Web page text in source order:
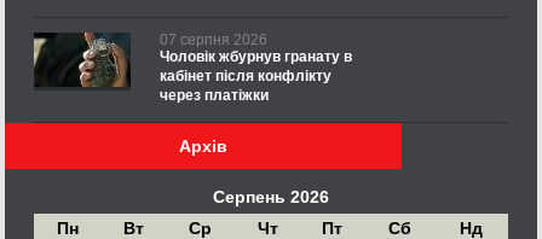
07 серпня 2026
Чоловік жбурнув гранату в
кабінет після конфлікту
через платіжки
Архів
Серпень 2026
Пн
Вт Ср Чт Пт Сб
Нд